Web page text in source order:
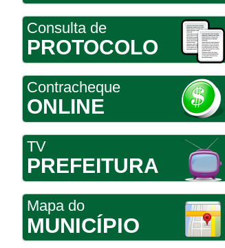
Consulta de
PROTOCOLO
Contracheque
ONLINE
TV
PREFEITURA
Mapa do
MUNICÍPIO